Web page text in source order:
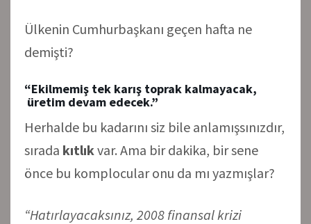
Ülkenin Cumhurbaşkanı geçen hafta ne
demişti?
“Ekilmemiş tek karış toprak kalmayacak,
üretim devam edecek.”
Herhalde bu kadarını siz bile anlamışsınızdır,
sırada kıtlık var. Ama bir dakika, bir sene
önce bu komplocular onu da mı yazmışlar?
“Hatırlayacaksınız, 2008 finansal krizi